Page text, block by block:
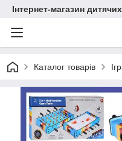
Інтернет-магазин
Каталог товарів